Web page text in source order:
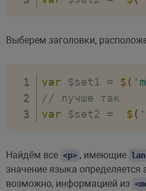
Выберем заголовки,
var $set1 = $ (
// лучше так
var $set2 = $ (
Найдём все <p> , имеющие
значение языка определяется
возможно, информацией из